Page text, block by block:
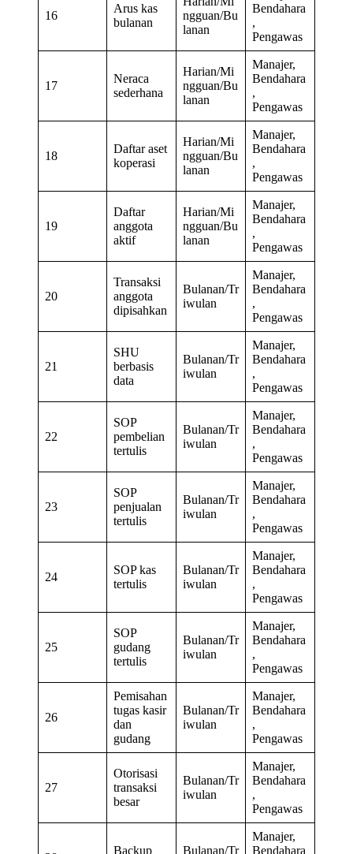
16
Arus kas
bulanan
ngguan/Bu
lanan
Bendahara
,
Pengawas
17
Neraca
sederhana
Harian/Mi
ngguan/Bu
lanan
Manajer,
Bendahara
,
Pengawas
18
Daftar aset
koperasi
Harian/Mi
ngguan/Bu
lanan
Manajer,
Bendahara
,
Pengawas
19
Daftar
anggota
aktif
Harian/Mi
ngguan/Bu
lanan
Manajer,
Bendahara
,
Pengawas
20
Transaksi
anggota
dipisahkan
Bulanan/Tr
iwulan
Manajer,
Bendahara
,
Pengawas
21
SHU
berbasis
data
Bulanan/Tr
iwulan
Manajer,
Bendahara
,
Pengawas
22
SOP
pembelian
tertulis
Bulanan/Tr
iwulan
Manajer,
Bendahara
,
Pengawas
23
SOP
penjualan
tertulis
Bulanan/Tr
iwulan
Manajer,
Bendahara
,
Pengawas
24
SOP kas
tertulis
Bulanan/Tr
iwulan
Manajer,
Bendahara
,
Pengawas
25
SOP
gudang
tertulis
Bulanan/Tr
iwulan
Manajer,
Bendahara
,
Pengawas
26
Pemisahan
tugas kasir
dan
gudang
Bulanan/Tr
iwulan
Manajer,
Bendahara
,
Pengawas
27
Otorisasi
transaksi
besar
Bulanan/Tr
iwulan
Manajer,
Bendahara
,
Pengawas
Backup
Bulanan/Tr
Manajer,
Bendahara